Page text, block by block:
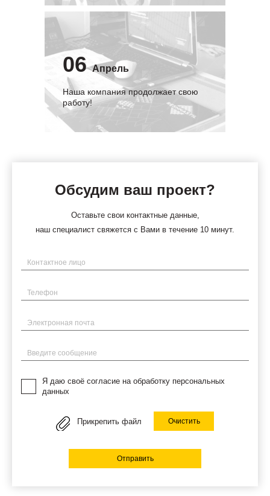
06 Апрель
Наша компания продолжает свою
работу!
Обсудим ваш проект?
Оставьте свои контактные данные,
наш специалист свяжется с Вами в течение 10 минут.
Имя
Телефон
Электронная почта
Введите сообщение
Я даю своё согласие на обработку персональных
данных
Прикрепить файл Очистить
Отправить